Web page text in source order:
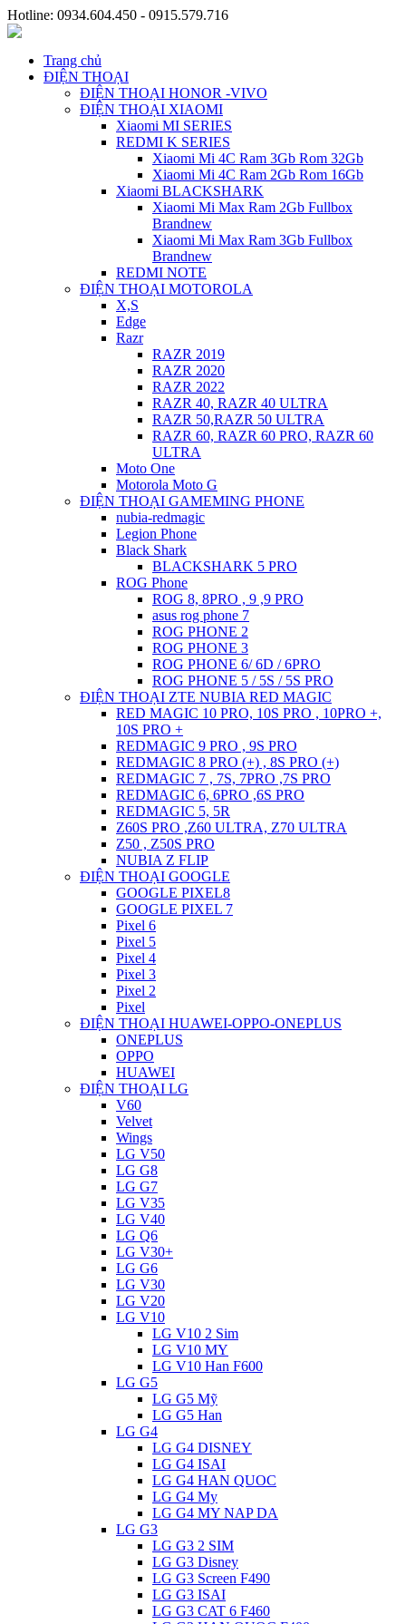
Hotline: 0934.604.450 - 0915.579.716
Trang chủ
ĐIỆN THOẠI
ĐIỆN THOẠI HONOR -VIVO
ĐIỆN THOẠI XIAOMI
Xiaomi MI SERIES
REDMI K SERIES
Xiaomi Mi 4C Ram 3Gb Rom 32Gb
Xiaomi Mi 4C Ram 2Gb Rom 16Gb
Xiaomi BLACKSHARK
Xiaomi Mi Max Ram 2Gb Fullbox
Brandnew
Xiaomi Mi Max Ram 3Gb Fullbox
Brandnew
REDMI NOTE
ĐIỆN THOẠI MOTOROLA
X,S
Edge
Razr
RAZR 2019
RAZR 2020
RAZR 2022
RAZR 40, RAZR 40 ULTRA
RAZR 50,RAZR 50 ULTRA
RAZR 60, RAZR 60 PRO, RAZR 60
ULTRA
Moto One
Motorola Moto G
ĐIỆN THOẠI GAMEMING PHONE
nubia-redmagic
Legion Phone
Black Shark
BLACKSHARK 5 PRO
ROG Phone
ROG 8, 8PRO , 9 ,9 PRO
asus rog phone 7
ROG PHONE 2
ROG PHONE 3
ROG PHONE 6/ 6D / 6PRO
ROG PHONE 5 / 5S / 5S PRO
ĐIỆN THOẠI ZTE NUBIA RED MAGIC
RED MAGIC 10 PRO, 10S PRO , 10PRO +,
10S PRO +
REDMAGIC 9 PRO , 9S PRO
REDMAGIC 8 PRO (+) , 8S PRO (+)
REDMAGIC 7 , 7S, 7PRO ,7S PRO
REDMAGIC 6, 6PRO ,6S PRO
REDMAGIC 5, 5R
Z60S PRO ,Z60 ULTRA, Z70 ULTRA
Z50 , Z50S PRO
NUBIA Z FLIP
ĐIỆN THOẠI GOOGLE
GOOGLE PIXEL8
GOOGLE PIXEL 7
Pixel 6
Pixel 5
Pixel 4
Pixel 3
Pixel 2
Pixel
ĐIỆN THOẠI HUAWEI-OPPO-ONEPLUS
ONEPLUS
OPPO
HUAWEI
ĐIỆN THOẠI LG
V60
Velvet
Wings
LG V50
LG G8
LG G7
LG V35
LG V40
LG Q6
LG V30+
LG G6
LG V30
LG V20
LG V10
LG V10 2 Sim
LG V10 MY
LG V10 Han F600
LG G5
LG G5 Mỹ
LG G5 Han
LG G4
LG G4 DISNEY
LG G4 ISAI
LG G4 HAN QUOC
LG G4 My
LG G4 MY NAP DA
LG G3
LG G3 2 SIM
LG G3 Disney
LG G3 Screen F490
LG G3 ISAI
LG G3 CAT 6 F460